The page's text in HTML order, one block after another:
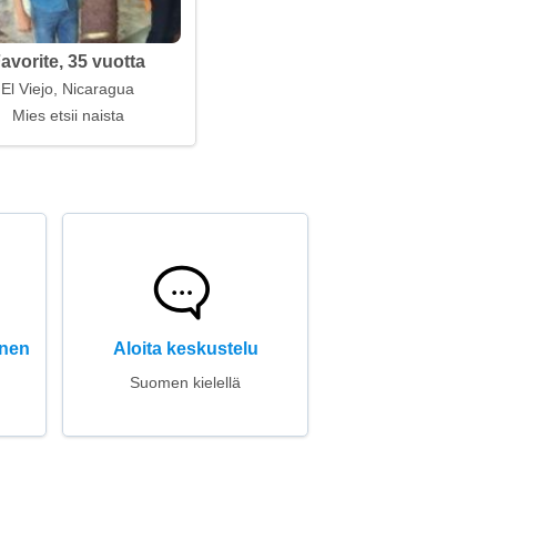
35 vuotta
El Viejo, Nicaragua
Mies etsii naista
Aloita keskustelu
Suomen kielellä